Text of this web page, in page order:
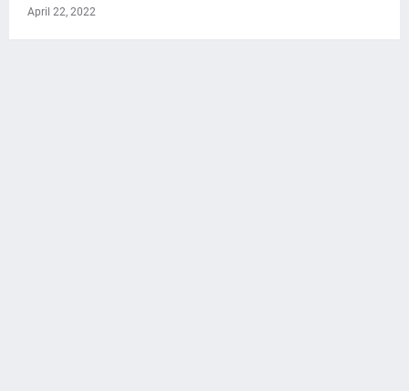
April 22, 2022